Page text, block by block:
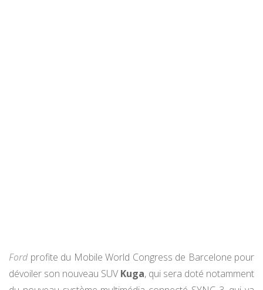
Fordprofite du Mobile World Congress de Barcelone pour
dévoiler son nouveau SUV Kuga, qui sera doté notamment